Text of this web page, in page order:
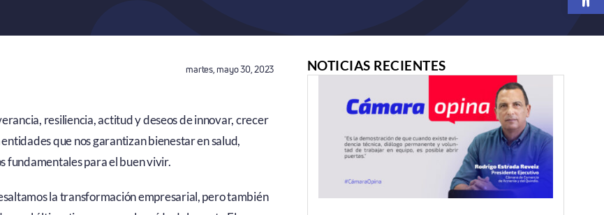
martes, mayo 30, 2023
resiliencia, actitud y deseos de innovar, crecer
que nos garantizan bienestar en salud,
fundamentales para el buen vivir.
la transformación empresarial, pero también
NOTICIAS RECIENTES